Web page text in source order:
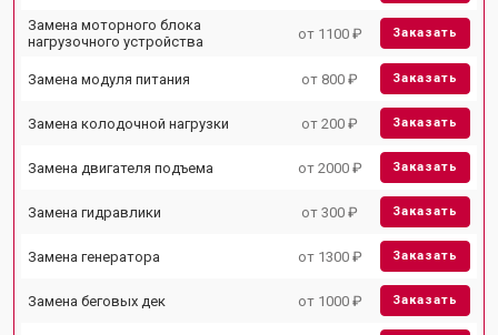
Замена моторного блока
нагрузочного устройства
от 1100 ₽ Заказать
Замена модуля питания от 800 ₽ Заказать
Замена колодочной нагрузки от 200 ₽ Заказать
Замена двигателя подъема от 2000 ₽ Заказать
Замена гидравлики от 300 ₽ Заказать
Замена генератора от 1300 ₽ Заказать
Замена беговых дек от 1000 ₽ Заказать